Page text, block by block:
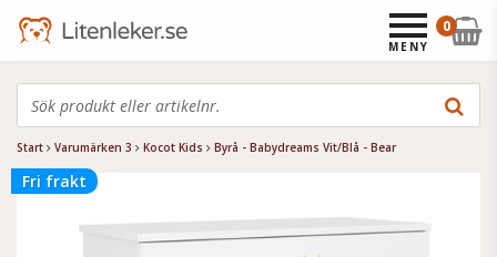
Start Varumärken 3 Kocot Kids Byrå - Babydreams Vit/Blå - Bear
Fri frakt
0
MENY